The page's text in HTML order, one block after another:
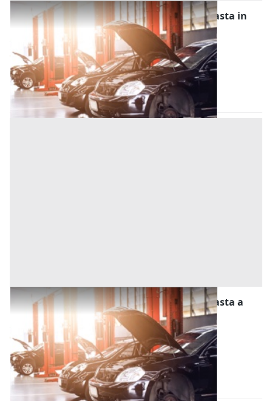
Stalle, Scuderie, Rimesse, Autorimesse all'asta in
provincia di Catania
(Catania)
Offerta minima
32.175 € 42.900 €
Codice asta:c7dd39f4
23/11/2026
Stalle, Scuderie, Rimesse, Autorimesse all'asta a
Alessandria
Alessandria (Alessandria)
Offerta minima
9.180 € 12.240 €
Codice asta:f909083a
23/11/2026